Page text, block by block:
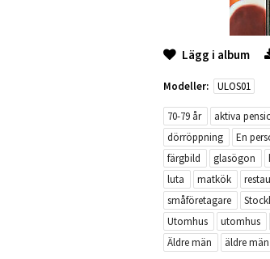
Lägg i album
Modeller: ULOS01
70-79 år aktiva
dörröppning
En
färgbild
glasögon
luta
matkök
småföretagare
Utomhus
utomhus
Äldre män
äldre män